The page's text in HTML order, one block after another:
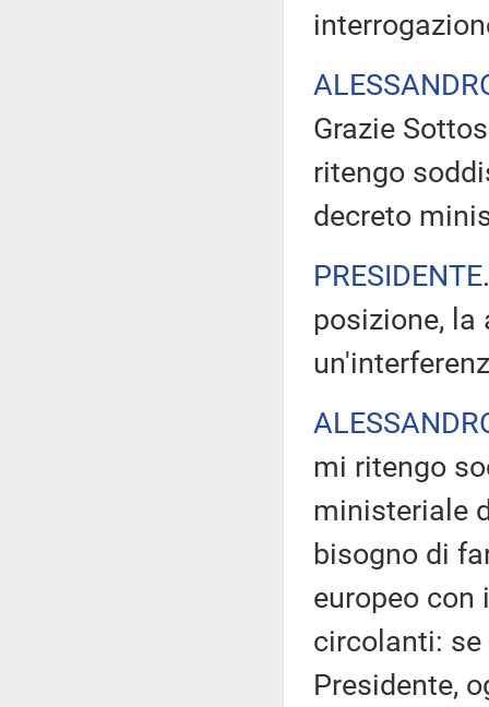
Grazie
ritengo
decreto
PRESIDENTE
posizione, la
mi ritengo
ministeriale
bisogno di
europeo
circolanti: se
Presidente,